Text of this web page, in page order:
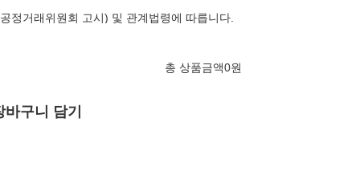
정거래위원회 고시) 및 관계법령에 따릅니다.
총 상품금액0원
바구니 담기